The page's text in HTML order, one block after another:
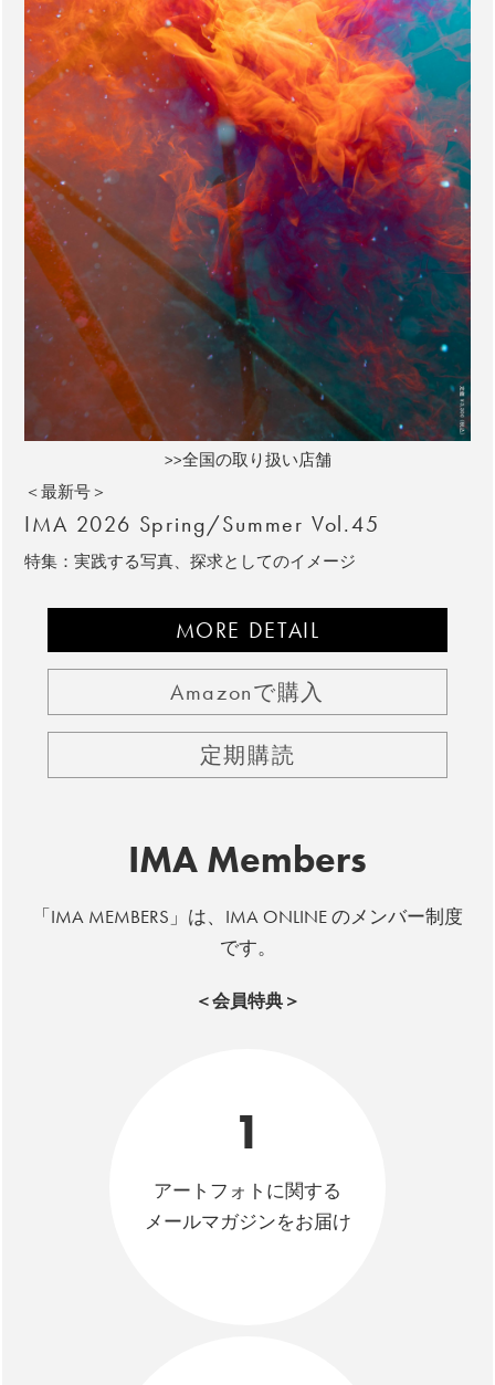
>>全国の取り扱い店舗
＜最新号＞
IMA 2026 Spring/Summer Vol.45
特集：実践する写真、探求としてのイメージ
MORE DETAIL
Amazonで購入
定期購読
IMA Members
「IMA MEMBERS」は、IMA ONLINE のメンバー制度
です。
＜会員特典＞
1
アートフォトに関する
メールマガジンをお届け